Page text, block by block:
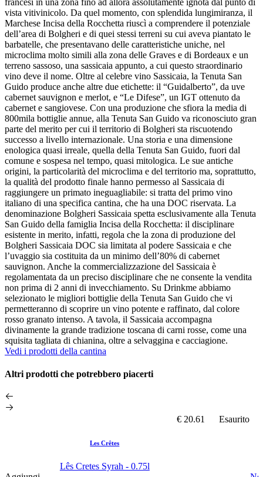
vista vitivinicolo. Da quel momento, con splendida lungimiranza, il
Marchese Incisa della Rocchetta riuscì a comprendere il potenziale
dell’area di Bolgheri e di quei stessi terreni su cui aveva piantato le
barbatelle, che presentavano delle caratteristiche uniche, nel
microclima molto simili alla zona delle Graves e di Bordeaux e un
terreno sassoso, una sassicaia appunto, a cui questo straordinario
vino deve il nome. Oltre al celebre vino Sassicaia, la Tenuta San
Guido produce anche altre due etichette: il “Guidalberto”, da uve
cabernet sauvignon e merlot, e “Le Difese”, un IGT ottenuto da
cabernet e sangiovese. Con una produzione che sfiora la media di
800mila bottiglie annue, alla Tenuta San Guido va riconosciuto gran
parte del merito per cui il territorio di Bolgheri sta riscuotendo
successo a livello internazionale. Una storia e una dimensione
enologica quasi irreale, quella della Tenuta San Guido, fuori dal
comune e sospesa nel tempo, quasi mitologica. Le sue antiche
origini, la particolarità del microclima e del territorio ma, soprattutto,
la qualità del prodotto finale hanno permesso al Sassicaia di
raggiungere un primato ineguagliabile: si tratta del primo vino
italiano di una specifica cantina, che ha una DOC riservata. La
denominazione Bolgheri Sassicaia spetta esclusivamente alla Tenuta
San Guido della famiglia Incisa della Rocchetta: il disciplinare
esistente in merito, infatti, regola che la zona di produzione del
Bolgheri Sassicaia DOC sia limitata al podere Sassicaia e che
l’uvaggio sia costituita da un minimo dell’80% di cabernet
sauvignon. Anche la commercializzazione del Sassicaia è
regolamentata da un preciso disciplinare che ne consente la vendita
non prima di 2 anni di invecchiamento. Su Drinkme abbiamo
selezionato le migliori bottiglie della Tenuta San Guido che vi
permetteranno di scoprire un vino potente e raffinato, dal colore
rosso granato intenso. A tavola, il Sassicaia accompagna
divinamente la grande tradizione toscana di carni rosse, come una
squisita tagliata di chianina, oltre a selvaggina e cacciagione.
Vedi i prodotti della cantina
Altri prodotti che potrebbero piacerti
€ 20.61
Les Crêtes
Lês Cretes Syrah - 0.75l
Esaurito